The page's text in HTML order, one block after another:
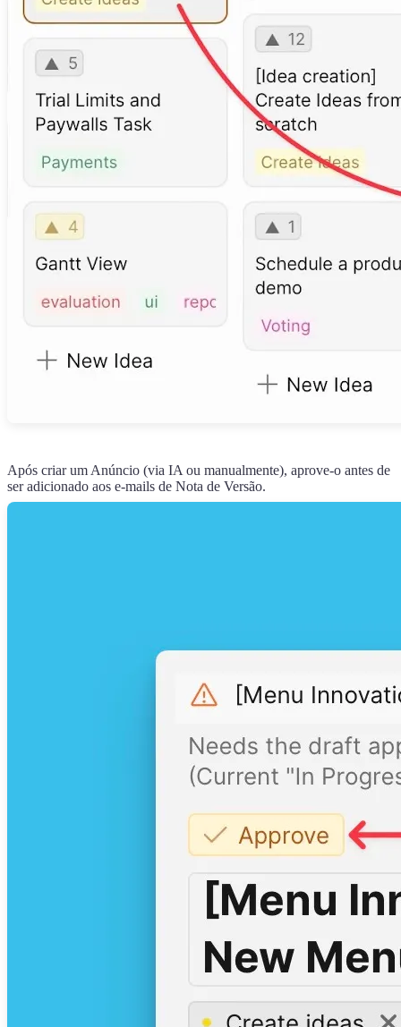
Após criar um Anúncio (via IA ou manualmente), aprove-o antes de
ser adicionado aos e-mails de Nota de Versão.